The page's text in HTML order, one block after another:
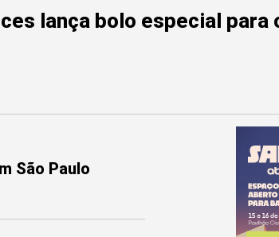
lança bolo especial para
São Paulo